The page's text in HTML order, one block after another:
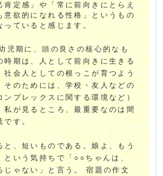
定感」や「常に前向きにとらえ
意欲的になれる性格」というもの
ていると感じます。
児期に、頭の良さの核心的なも
時期は、人として前向きに生きる
社会人としての根っこが育つよう
そのためには、学校・友人などの
プレックスに関する環境など）
私が見るところ、最重要なのは間
す。
、短いものである。娘よ、もう
という気持ちで「○○ちゃんは、
じゃない」と言う。 宿題の作文